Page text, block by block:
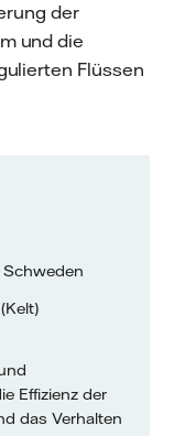
der
und die
Flüssen
Schweden
Effizienz der
das Verhalten